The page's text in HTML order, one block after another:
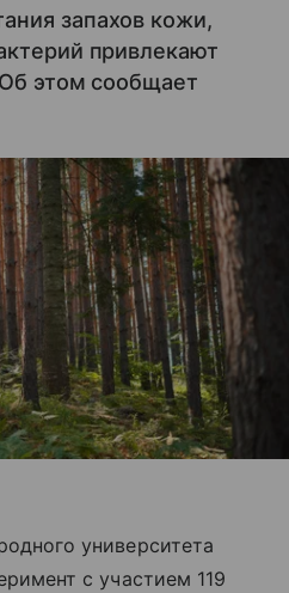
запахов кожи,
привлекают
этом сообщает
университета
с участием 119